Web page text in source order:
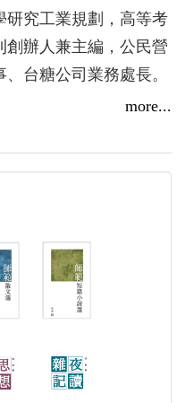
研究工業規劃，高等考
辦人兼主編，公民營
台糖公司業務處長。
的是生意，愛的是文
釋，也說明了他在文壇
年在業務處處長任內退
師範為台糖徵文所寫
在》，在《
more...